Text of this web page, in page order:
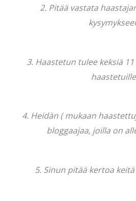
2. Pitää vastata
3. Haastetun tulee keksiä
4. Heidän ( mukaan
bloggaajaa, joilla on
5. Sinun pitää kertoa